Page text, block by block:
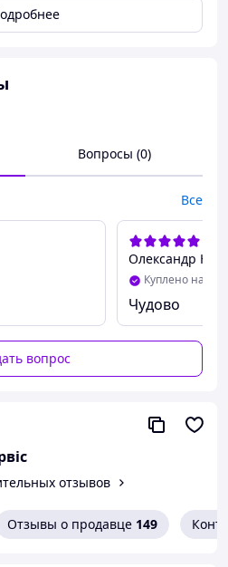
Вопросы (0)
Все
Олександр Ю.
Куплено на
Чудово
вопрос
отзывов
Отзывы о продавце 149